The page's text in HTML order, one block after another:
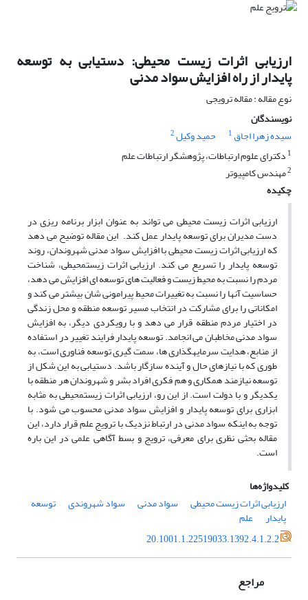
ارزیابی اثرات زیست محیطی: دستیابی به توسعه
پایدار از راه افزایش سواد مدنی
نوع مقاله : مقاله ترویجی
نویسندگان
سیده زهرا اجاق 1 حمید وکیل2
1 دکترای علوم ارتباطات، پژوهشگر ارتباطات علم
2مهندس کامپیوتر
چکیده
ارزیابی اثرات زیست محیطی می تواند به عنوان ابزار برنامه ریزی در
دست مدیران برای توسعه پایدار عمل کند. این مقاله توضیح می دهد
که ارزیابی اثرات زیست محیطی با افزایش سواد مدنی شهروندان، روند
توسعه پایدار را تسریع می کند. ارزیابی اثرات زیستمحیطی، شناخت
مردم را نسبت به محیط زیست و فعالیت های توسعه ای افزایش می دهد،
حساسیت آنها را نسبت به تغییرات محیط پیرامونی شان بیشتر می کند و
امکاناتی را برای مشارکت در انتخاب مسیر توسعه منطقه و محل زندگی
در اختیار مردم منطقه قرار می دهد و با رویکردی دیگر، به افزایش
سواد مدنی مخاطبان می انجامد. توسعه پایدار فرایند تغییر در استفاده
از منابع، هدایت سرمایهگذاری ها، سمت گیری توسعه فناوری است، به
طوری که با نیازهای حال و آینده سازگار باشد. دستیابی به این شکل از
توسعه نیازمند همکاری و هم فکری افراد بشر و شهروندان هر منطقه با
یکدیگر و با دولت است. از این رو، ارزیابی اثرات زیستمحیطی به مثابه
ابزاری برای توسعه پایدار و افزایش سواد مدنی محسوب می شود. با
توجه به اینکه سواد مدنی در ارتباط نزدیک با ترویج علم قرار دارد، این
مقاله بحثی نظری برای معرفی، ترویج و بسط آگاهی علمی در این باره
است.
کلیدواژه‌ها
ارزیابی اثرات زیست محیطی
سواد مدنی سواد شهروندی توسعه
پایدار
علم
20.1001.1.22519033.1392.4.1.2.2
مراجع